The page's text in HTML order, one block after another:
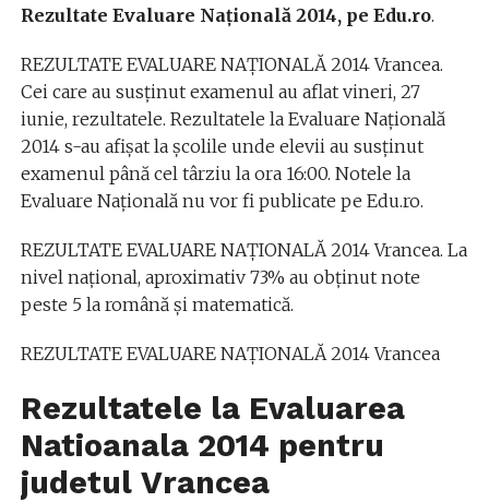
Rezultate Evaluare Naţională 2014, pe Edu.ro.
REZULTATE EVALUARE NAŢIONALĂ 2014 Vrancea.
Cei care au susţinut examenul au aflat vineri, 27
iunie, rezultatele. Rezultatele la Evaluare Naţională
2014 s-au afişat la şcolile unde elevii au susţinut
examenul până cel târziu la ora 16:00. Notele la
Evaluare Naţională nu vor fi publicate pe Edu.ro.
REZULTATE EVALUARE NAŢIONALĂ 2014 Vrancea. La
nivel naţional, aproximativ 73% au obţinut note
peste 5 la română şi matematică.
REZULTATE EVALUARE NAŢIONALĂ 2014 Vrancea
Rezultatele la Evaluarea
Natioanala 2014 pentru
judetul Vrancea